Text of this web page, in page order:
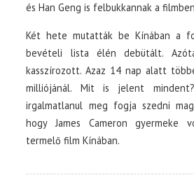
és Han Geng is felbukkannak a
Két hete mutatták be Kínában a
bevételi lista élén debütált.
kasszírozott. Azaz 14 nap alatt
milliójánál. Mit is jelent
irgalmatlanul meg fogja szedni
hogy James Cameron
termelő film Kínában.